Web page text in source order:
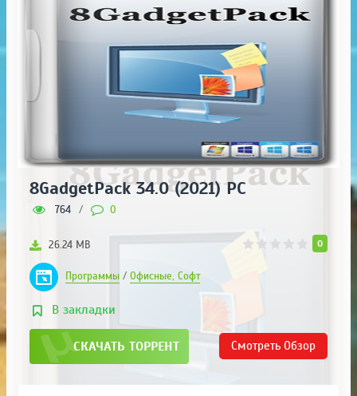
8GadgetPack 34.0 (2021) PC
764 / 0
0
26.24 MB
Программы / Офисные, Софт
В закладки
СКАЧАТЬ ТОРРЕНТ Смотреть Обзор